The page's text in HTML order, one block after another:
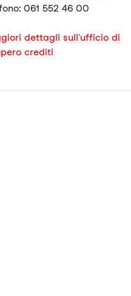
061 552 46 00
dettagli sull'ufficio di
crediti